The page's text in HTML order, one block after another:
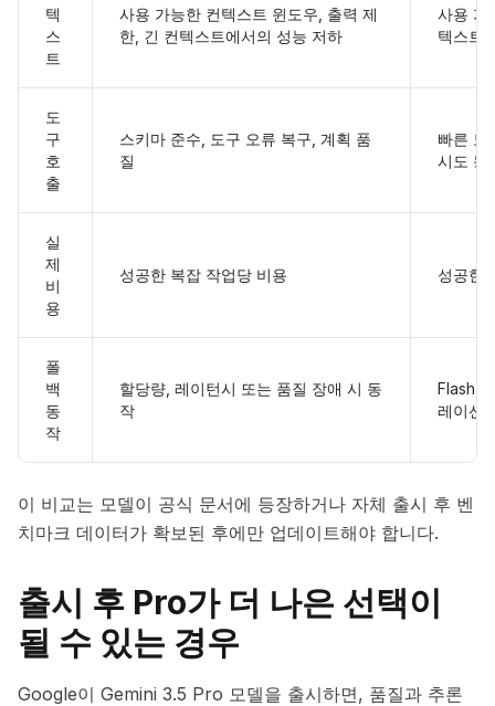
텍
스
트
사용 가능한 컨텍스트 윈도우, 출력 제
한, 긴 컨텍스트에서의 성능 저하
사용 가
텍스트
도
구
호
출
스키마 준수, 도구 오류 복구, 계획 품
질
빠른 도
시도 동
실
제
비
용
성공한 복잡 작업당 비용 성공한
폴
백
동
작
할당량, 레이턴시 또는 품질 장애 시 동
작
Flash
레이션
이 비교는 모델이 공식 문서에 등장하거나 자체 출시 후 벤
치마크 데이터가 확보된 후에만 업데이트해야 합니다.
출시 후 Pro가 더 나은 선택이
될 수 있는 경우
Google이 Gemini 3.5 Pro 모델을 출시하면, 품질과 추론